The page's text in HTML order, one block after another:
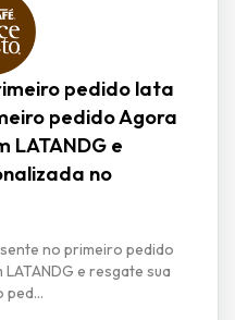
pedido lata
pedido Agora
LATANDG e
no
no primeiro pedido
e resgate sua